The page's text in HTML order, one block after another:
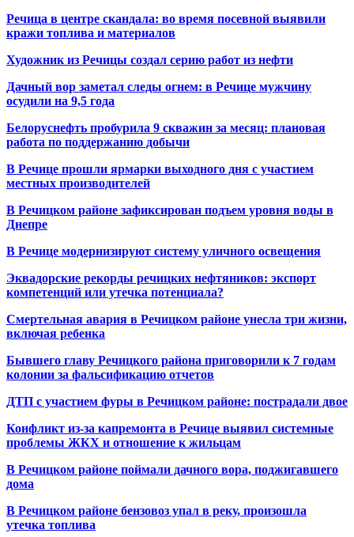
Речица в центре скандала: во время посевной выявили
кражи топлива и материалов
Художник из Речицы создал серию работ из нефти
Дачный вор заметал следы огнем: в Речице мужчину
осудили на 9,5 года
Белоруснефть пробурила 9 скважин за месяц: плановая
работа по поддержанию добычи
В Речице прошли ярмарки выходного дня с участием
местных производителей
В Речицком районе зафиксирован подъем уровня воды в
Днепре
В Речице модернизируют систему уличного освещения
Эквадорские рекорды речицких нефтяников: экспорт
компетенций или утечка потенциала?
Смертельная авария в Речицком районе унесла три жизни,
включая ребенка
Бывшего главу Речицкого района приговорили к 7 годам
колонии за фальсификацию отчетов
ДТП с участием фуры в Речицком районе: пострадали двое
Конфликт из-за капремонта в Речице выявил системные
проблемы ЖКХ и отношение к жильцам
В Речицком районе поймали дачного вора, поджигавшего
дома
В Речицком районе бензовоз упал в реку, произошла
утечка топлива